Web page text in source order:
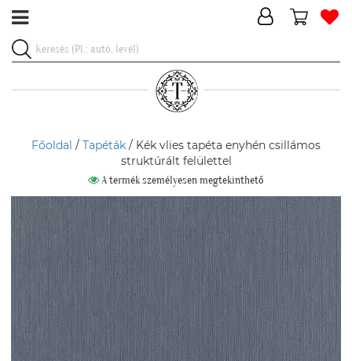
Főoldal / Tapéták / Kék vlies tapéta enyhén csillámos
struktúrált felülettel
A termék személyesen megtekinthető